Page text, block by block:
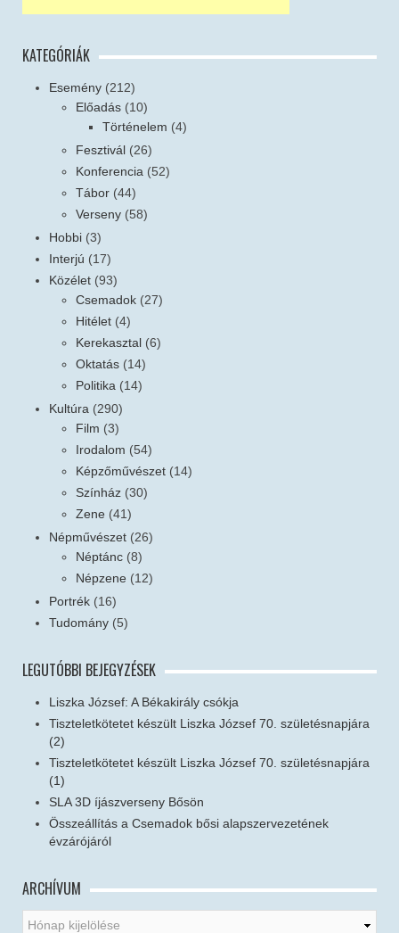
KATEGÓRIÁK
Esemény (212)
Előadás (10)
Történelem (4)
Fesztivál (26)
Konferencia (52)
Tábor (44)
Verseny (58)
Hobbi (3)
Interjú (17)
Közélet (93)
Csemadok (27)
Hitélet (4)
Kerekasztal (6)
Oktatás (14)
Politika (14)
Kultúra (290)
Film (3)
Irodalom (54)
Képzőművészet (14)
Színház (30)
Zene (41)
Népművészet (26)
Néptánc (8)
Népzene (12)
Portrék (16)
Tudomány (5)
LEGUTÓBBI BEJEGYZÉSEK
Liszka József: A Békakirály csókja
Tiszteletkötetet készült Liszka József 70. születésnapjára
(2)
Tiszteletkötetet készült Liszka József 70. születésnapjára
(1)
SLA 3D íjászverseny Bősön
Összeállítás a Csemadok bősi alapszervezetének
évzárójáról
ARCHÍVUM